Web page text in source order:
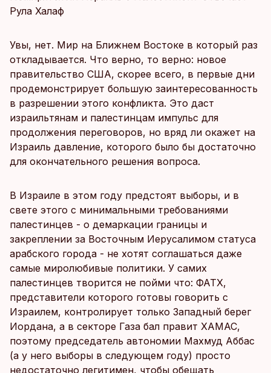
Рула Халаф
Увы, нет. Мир на Ближнем Востоке в который раз
откладывается. Что верно, то верно: новое
правительство США, скорее всего, в первые дни
продемонстрирует большую заинтересованность
в разрешении этого конфликта. Это даст
израильтянам и палестинцам импульс для
продолжения переговоров, но вряд ли окажет на
Израиль давление, которого было бы достаточно
для окончательного решения вопроса.
В Израиле в этом году предстоят выборы, и в
свете этого с минимальными требованиями
палестинцев - о демаркации границы и
закреплении за Восточным Иерусалимом статуса
арабского города - не хотят соглашаться даже
самые миролюбивые политики. У самих
палестинцев творится не пойми что: ФАТХ,
представители которого готовы говорить с
Израилем, контролирует только Западный берег
Иордана, а в секторе Газа бал правит ХАМАС,
поэтому председатель автономии Махмуд Аббас
(а у него выборы в следующем году) просто
недостаточно легитимен, чтобы обещать